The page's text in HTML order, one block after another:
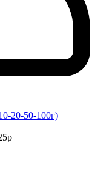
20-50-100г)